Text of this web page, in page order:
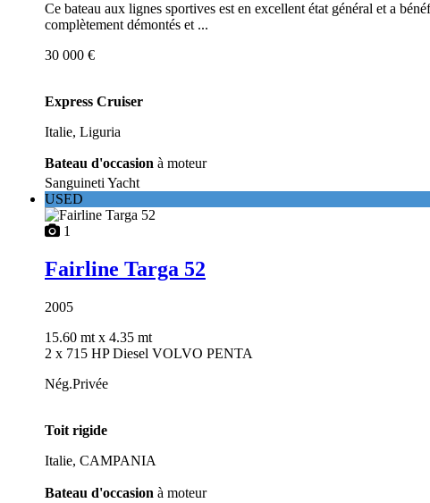
Ce bateau aux lignes sportives est en excellent état général et a
complètement démontés et ...
30 000 €
Express Cruiser
Italie, Liguria
Bateau d'occasion à moteur
Sanguineti Yacht
USED
1
Fairline Targa 52
2005
15.60 mt x 4.35 mt
2 x 715 HP Diesel VOLVO PENTA
Nég.Privée
Toit rigide
Italie, CAMPANIA
Bateau d'occasion à moteur